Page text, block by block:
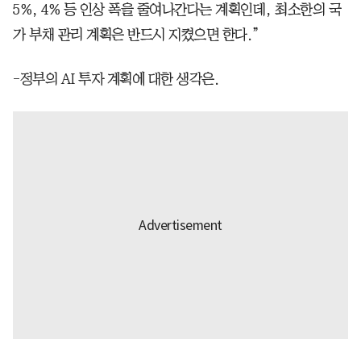
5%, 4% 등 인상 폭을 줄여나간다는 계획인데, 최소한의 국
가 부채 관리 계획은 반드시 지켰으면 한다.”
-정부의 AI 투자 계획에 대한 생각은.